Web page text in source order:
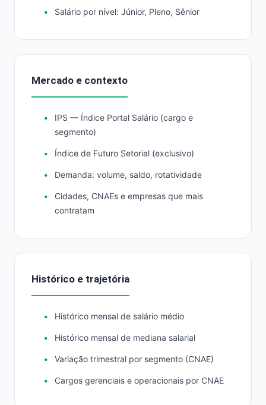
Salário por nível: Júnior, Pleno, Sênior
Mercado e contexto
IPS — Índice Portal Salário (cargo e
segmento)
Índice de Futuro Setorial (exclusivo)
Demanda: volume, saldo, rotatividade
Cidades, CNAEs e empresas que mais
contratam
Histórico e trajetória
Histórico mensal de salário médio
Histórico mensal de mediana salarial
Variação trimestral por segmento (CNAE)
Cargos gerenciais e operacionais por CNAE